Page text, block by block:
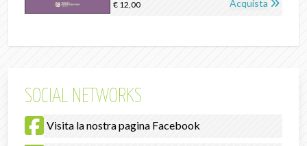
€ 12,00 Acquista
SOCIAL NETWORKS
Visita la nostra pagina Facebook